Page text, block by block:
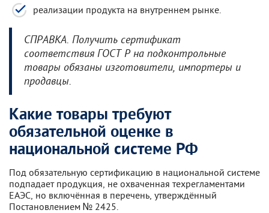
реализации продукта на внутреннем рынке.
СПРАВКА. Получить сертификат
соответствия ГОСТ Р на подконтрольные
товары обязаны изготовители, импортеры и
продавцы.
Какие товары требуют
обязательной оценке в
национальной системе РФ
Под обязательную сертификацию в национальной системе
подпадает продукция, не охваченная техрегламентами
ЕАЭС, но включённая в перечень, утверждённый
Постановлением № 2425.